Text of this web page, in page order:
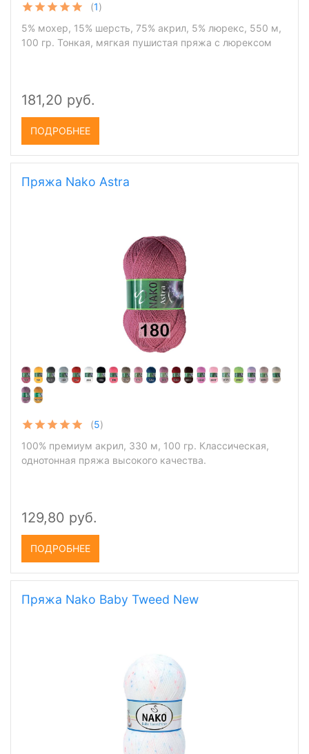
(1)
5% мохер, 15% шерсть, 75% акрил, 5% люрекс, 550 м,
100 гр. Тонкая, мягкая пушистая пряжа с люрексом
181,20 руб.
ПОДРОБНЕЕ
Пряжа Nako Astra
(5)
100% премиум акрил, 330 м, 100 гр. Классическая,
однотонная пряжа высокого качества.
129,80 руб.
ПОДРОБНЕЕ
Пряжа Nako Baby Tweed New